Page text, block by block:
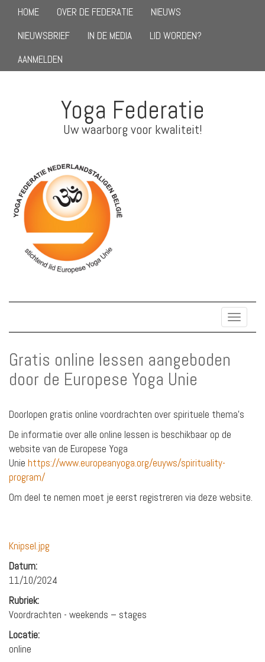
HOME OVER DE FEDERATIE
NIEUWS
NIEUWSBRIEF
IN DE MEDIA
LID WORDEN?
AANMELDEN
Yoga Federatie
Uw waarborg voor kwaliteit!
Toggle
Gratis online lessen aangeboden
door de Europese Yoga Unie
Doorlopen gratis online voordrachten over spirituele thema's
De informatie over alle online lessen is beschikbaar op de
website van de Europese Yoga
Unie https://www.europeanyoga.org/euyws/spirituality-
program/
Om deel te nemen moet je eerst registreren via deze website.
Knipsel.jpg
Datum:
11/10/2024
Rubriek:
Voordrachten - weekends – stages
Locatie:
online